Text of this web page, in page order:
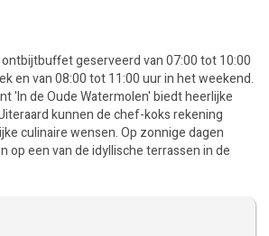
geserveerd van 07:00 tot 10:00
en van 08:00 tot 11:00 uur in het weekend.
'In de Oude Watermolen' biedt heerlijke
kunnen de chef-koks rekening
culinaire wensen. Op zonnige dagen
op een van de idyllische terrassen in de